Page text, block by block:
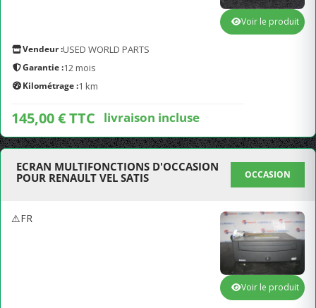
Vendeur :USED WORLD PARTS
Garantie :12 mois
Kilométrage :1 km
145,00 € TTC livraison incluse
Voir le produit
ECRAN MULTIFONCTIONS D'OCCASION
POUR RENAULT VEL SATIS
OCCASION
⚠FR
Voir le produit